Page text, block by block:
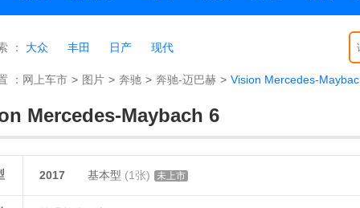
： 大众 丰田 日产 现代
： 网上车市 > 图片 > 奔驰 > 奔驰-迈巴赫 > Vision Mercedes-
Mercedes-Maybach 6
2017 基本型 (1张) 未上市